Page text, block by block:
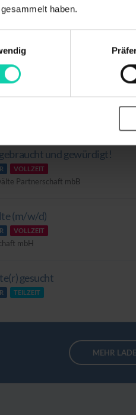
haben.
Verkehrsrecht,
und gewürdigt!
VOLLZEIT
Partnerschaft mbB
(m/w/d)
VOLLZEIT
mbH
gesucht
TEILZEIT
MEHR